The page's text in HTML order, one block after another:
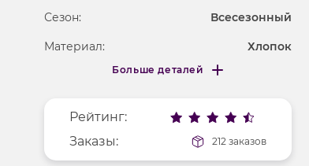
Сезон: Всесезонный
Материал:
Хлопок
Фактура материала
Длина рукава 3/4
Больше деталей
Меньше деталей
Рейтинг:
Заказы:
212 заказов